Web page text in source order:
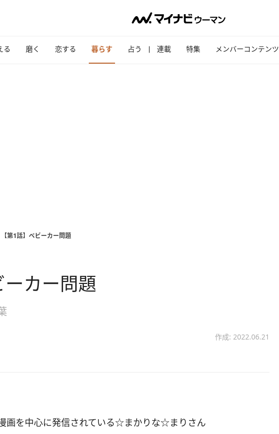
る 磨く 恋する 暮らす 占う 連載 特集 メンバーコンテンツ
【第1話】ベビーカー問題
ーカー問題
作成: 2022.06.21
画を中心に発信されている☆まかりな☆まりさん